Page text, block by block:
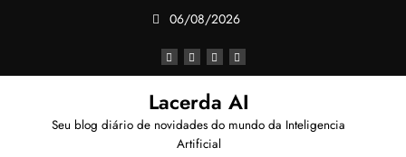
06/08/2026
Lacerda AI
Seu blog diário de novidades do mundo da Inteligencia
Artificial